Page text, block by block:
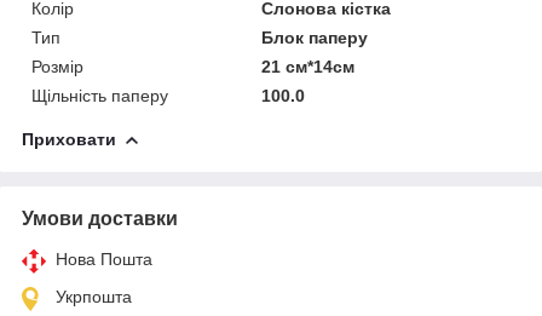
Колір
Слонова кістка
Тип
Блок паперу
Розмір
21 см*14см
Щільність паперу
100.0
Приховати
Умови доставки
Нова Пошта
Укрпошта